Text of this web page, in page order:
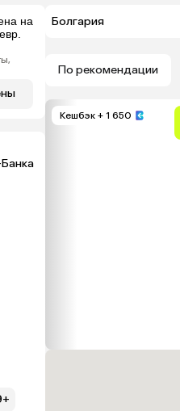
на
Болгария
По рекомендации
Кешбэк + 1 650